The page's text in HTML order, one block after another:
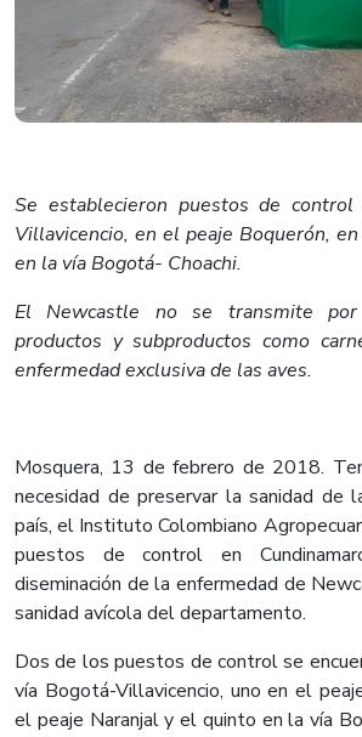
Se establecieron puestos de
Villavicencio, en el peaje Boquerón,
en la vía Bogotá- Choachi.
​El Newcastle no se transmite
productos y subproductos como
enfermedad exclusiva de las aves.
Mosquera, 13 de febrero de 2018.
necesidad de preservar la sanidad de
país, el Instituto Colombiano
puestos de control en
diseminación de la enfermedad de
sanidad avícola del departamento.
Dos de los puestos de control se
vía Bogotá-Villavicencio, uno en el
el peaje Naranjal y el quinto en la vía